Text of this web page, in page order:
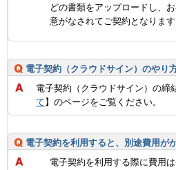
どの書類をアップロードし、
意がなされてご契約となりま
電子契約（クラウドサイン）のやり
電子契約（クラウドサイン）の締
て 】のページをご覧ください。
電子契約を利用すると、別途費用が
電子契約を利用する際に費用